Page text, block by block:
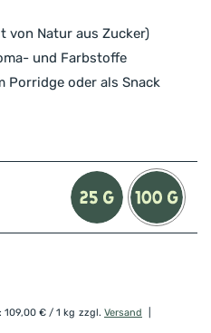
von Natur aus Zucker)
und Farbstoffe
Porridge oder als Snack
109,00 € / 1 kg zzgl. Versand